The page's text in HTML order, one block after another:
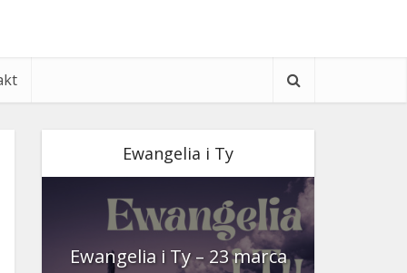
Ewangelia i Ty
Ewangelia i Ty – 23 marca